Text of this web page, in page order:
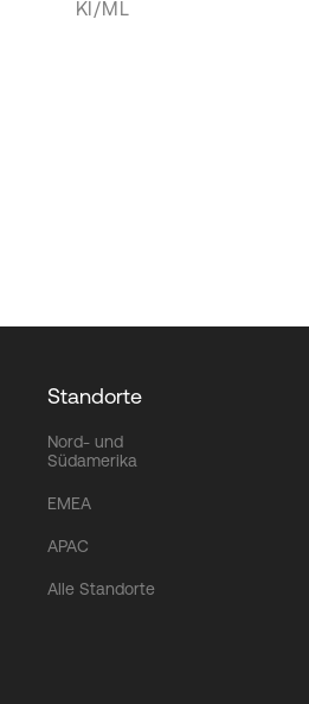
KI/ML
Standorte
Nord- und
Südamerika
EMEA
APAC
Alle Standorte